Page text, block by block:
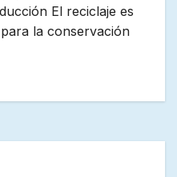
El reciclaje es
la conservación